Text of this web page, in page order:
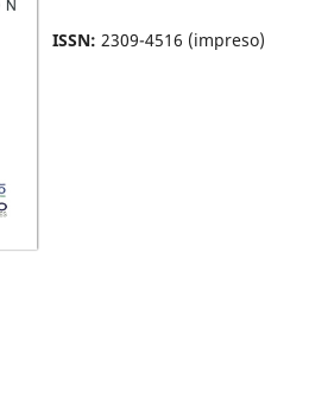
ISSN: 2309-4516 (impreso)